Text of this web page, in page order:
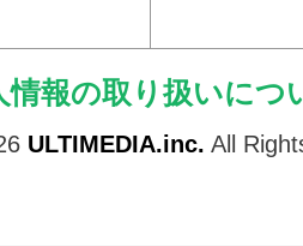
情報の取り扱いにつ
ULTIMEDIA.inc. All